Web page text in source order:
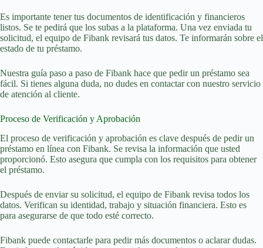
Es importante tener tus documentos de identificación y financieros
listos. Se te pedirá que los subas a la plataforma. Una vez enviada tu
solicitud, el equipo de Fibank revisará tus datos. Te informarán sobre el
estado de tu préstamo.
Nuestra guía paso a paso de Fibank hace que pedir un préstamo sea
fácil. Si tienes alguna duda, no dudes en contactar con nuestro servicio
de atención al cliente.
Proceso de Verificación y Aprobación
El proceso de verificación y aprobación es clave después de pedir un
préstamo en línea con Fibank. Se revisa la información que usted
proporcionó. Esto asegura que cumpla con los requisitos para obtener
el préstamo.
Después de enviar su solicitud, el equipo de Fibank revisa todos los
datos. Verifican su identidad, trabajo y situación financiera. Esto es
para asegurarse de que todo esté correcto.
Fibank puede contactarle para pedir más documentos o aclarar dudas.